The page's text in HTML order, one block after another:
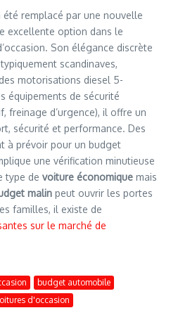
été remplacé par une nouvelle
excellente option dans le
Son élégance discrète
scandinaves,
motorisations diesel 5-
équipements de sécurité
freinage d’urgence), il offre un
sécurité et performance. Des
à prévoir pour un budget
une vérification minutieuse
type de voiture économique mais
malin peut ouvrir les portes
familles, il existe de
sur le marché de
budget automobile
d'occasion